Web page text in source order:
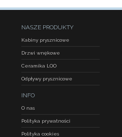
NASZE PRODUKTY
Kabiny prysznicowe
Drzwi wnękowe
Ceramika LOO
Odpływy prysznicowe
INFO
O nas
Polityka prywatności
Polityka cookies